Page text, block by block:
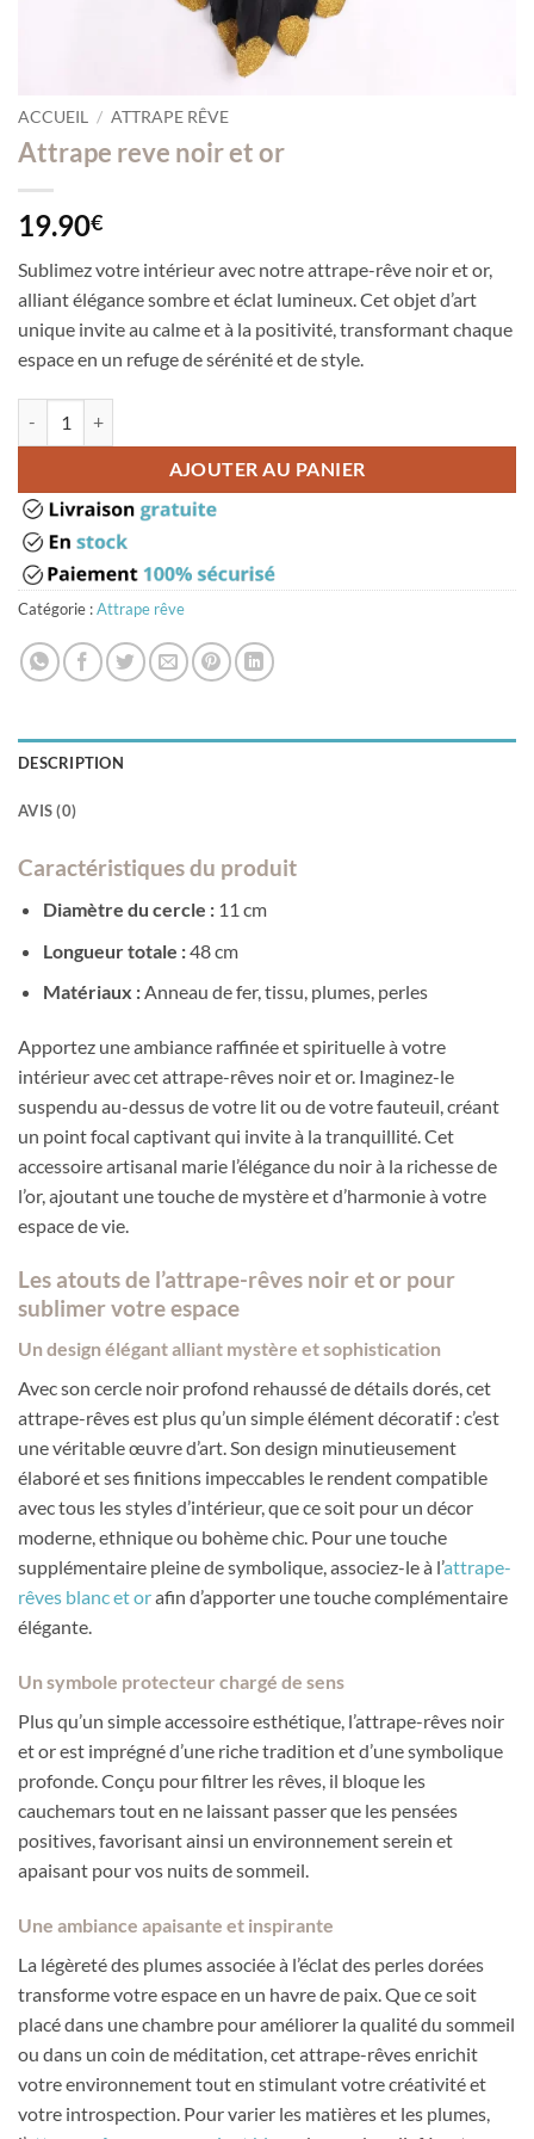
ACCUEIL / ATTRAPE RÊVE
Attrape reve noir et or
19.90€
Sublimez votre intérieur avec notre attrape-rêve noir et or,
alliant élégance sombre et éclat lumineux. Cet objet d’art
unique invite au calme et à la positivité, transformant chaque
espace en un refuge de sérénité et de style.
AJOUTER AU PANIER
Catégorie :Attrape rêve
DESCRIPTION
AVIS (0)
Caractéristiques du produit
Diamètre du cercle :11 cm
Longueur totale :48 cm
Matériaux :Anneau de fer, tissu, plumes, perles
Apportez une ambiance raffinée et spirituelle à votre
intérieur avec cet attrape-rêves noir et or. Imaginez-le
suspendu au-dessus de votre lit ou de votre fauteuil, créant
un point focal captivant qui invite à la tranquillité. Cet
accessoire artisanal marie l’élégance du noir à la richesse de
l’or, ajoutant une touche de mystère et d’harmonie à votre
espace de vie.
Les atouts de l’attrape-rêves noir et or pour
sublimer votre espace
Un design élégant alliant mystère et sophistication
Avec son cercle noir profond rehaussé de détails dorés, cet
attrape-rêves est plus qu’un simple élément décoratif : c’est
une véritable œuvre d’art. Son design minutieusement
élaboré et ses finitions impeccables le rendent compatible
avec tous les styles d’intérieur, que ce soit pour un décor
moderne, ethnique ou bohème chic. Pour une touche
supplémentaire pleine de symbolique, associez-le à l’attrape-
rêves blanc et orafin d’apporter une touche complémentaire
élégante.
Un symbole protecteur chargé de sens
Plus qu’un simple accessoire esthétique, l’attrape-rêves noir
et or est imprégné d’une riche tradition et d’une symbolique
profonde. Conçu pour filtrer les rêves, il bloque les
cauchemars tout en ne laissant passer que les pensées
positives, favorisant ainsi un environnement serein et
apaisant pour vos nuits de sommeil.
Une ambiance apaisante et inspirante
La légèreté des plumes associée à l’éclat des perles dorées
transforme votre espace en un havre de paix. Que ce soit
placé dans une chambre pour améliorer la qualité du sommeil
ou dans un coin de méditation, cet attrape-rêves enrichit
votre environnement tout en stimulant votre créativité et
votre introspection. Pour varier les matières et les plumes,